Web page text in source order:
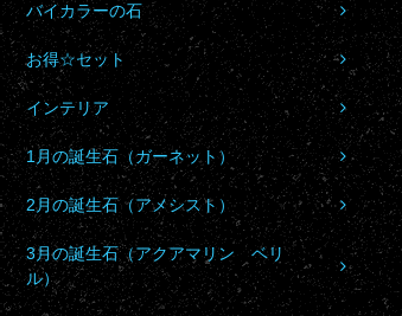
バイカラーの石
お得☆セット
インテリア
1月の誕生石（ガーネット）
2月の誕生石（アメシスト）
3月の誕生石（アクアマリン ベリ
ル）